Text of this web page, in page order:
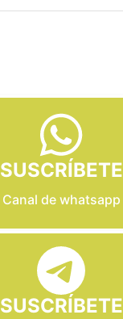
SUSCRÍBETE
Canal de whatsapp
SUSCRÍBETE